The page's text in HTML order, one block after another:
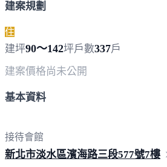
建案規劃
住
建坪90～142坪戶數337戶
建案價格尚未公開
基本資料
接待會館
新北市淡水區濱海路三段577號7樓